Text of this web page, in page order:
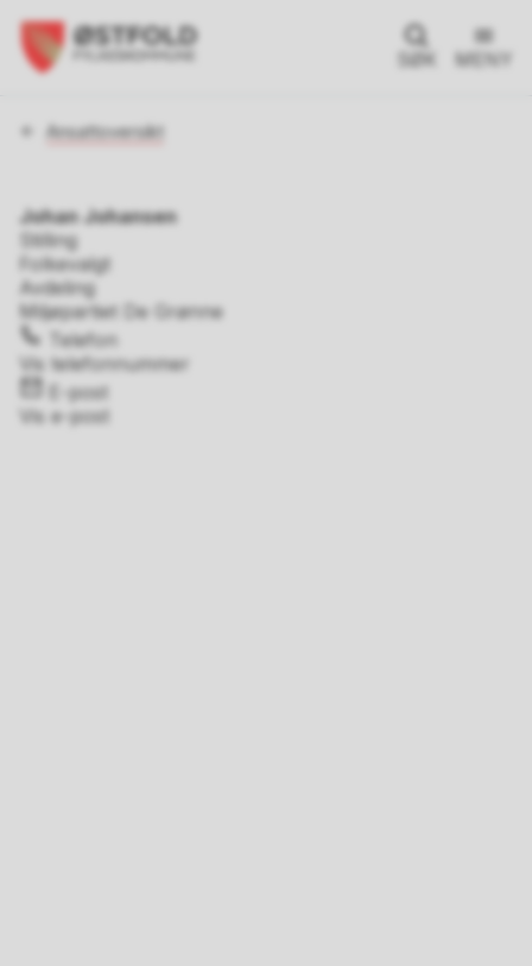
SØK MENY
Du
Ansattoversikt
Johan Johansen
Stilling
Folkevalgt
Avdeling
Miljøpartiet De Grønne
Telefon
Vis telefonnummer
E-post
Vis e-post